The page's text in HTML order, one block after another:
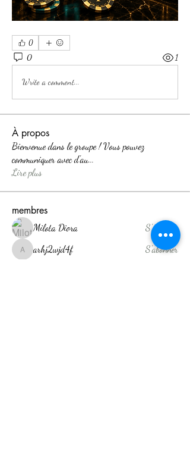
0
0 1
Write a comment...
À propos
Bienvenue dans le groupe ! Vous pouvez
communiquer avec d'au...
Lire plus
membres
Milota Diora S'abonner
arhj2wjd4f
arhj2wjd4f
S'abonner